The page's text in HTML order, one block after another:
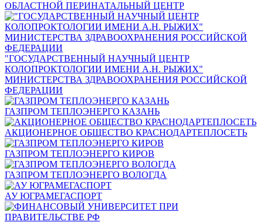
ОБЛАСТНОЙ ПЕРИНАТАЛЬНЫЙ ЦЕНТР
"ГОСУДАРСТВЕННЫЙ НАУЧНЫЙ ЦЕНТР
КОЛОПРОКТОЛОГИИ ИМЕНИ А.Н. РЫЖИХ"
МИНИСТЕРСТВА ЗДРАВООХРАНЕНИЯ РОССИЙСКОЙ
ФЕДЕРАЦИИ
ГАЗПРОМ ТЕПЛОЭНЕРГО КАЗАНЬ
АКЦИОНЕРНОЕ ОБЩЕСТВО КРАСНОДАРТЕПЛОСЕТЬ
ГАЗПРОМ ТЕПЛОЭНЕРГО КИРОВ
ГАЗПРОМ ТЕПЛОЭНЕРГО ВОЛОГДА
АУ ЮГРАМЕГАСПОРТ